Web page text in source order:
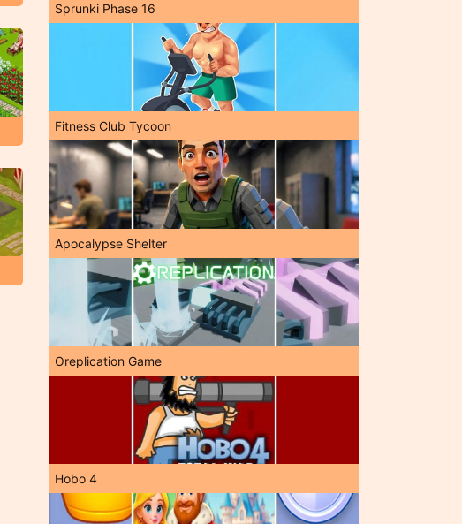
Sprunki Phase 16
Fitness Club Tycoon
Apocalypse Shelter
Oreplication Game
Hobo 4